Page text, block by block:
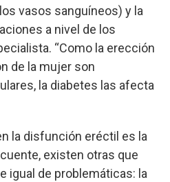
vasos sanguíneos) y la
a nivel de los
“Como la erección
de la mujer son
la diabetes las afecta
la disfunción eréctil es la
existen otras que
igual de problemáticas: la